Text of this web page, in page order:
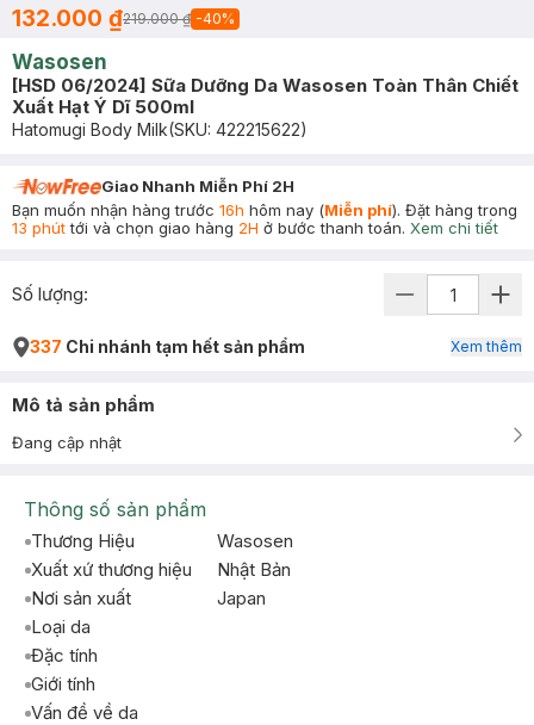
132.000 ₫219.000 ₫ -40%
Wasosen
[HSD 06/2024] Sữa Dưỡng Da Wasosen Toàn Thân Chiết
Xuất Hạt Ý Dĩ 500ml
Hatomugi Body Milk(SKU: 422215622)
Giao Nhanh Miễn Phí 2H
Bạn muốn nhận hàng trước 16h hôm nay (Miễn phí). Đặt hàng trong
13 phúttới và chọn giao hàng 2H ở bước thanh toán. Xem chi tiết
Số lượng:
337 Chi nhánh tạm hết sản phẩm Xem thêm
Mô tả sản phẩm
Đang cập nhật
Thông số sản phẩm
Thương Hiệu
Wasosen
Xuất xứ thương hiệu
Nhật Bản
Nơi sản xuất
Japan
Loại da
Đặc tính
Giới tính
Vấn đề về da